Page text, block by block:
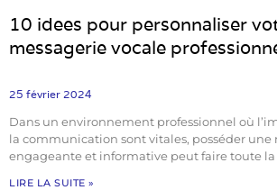
10 idees pour personnaliser
messagerie vocale
25 février 2024
Dans un environnement professionnel où
la communication sont vitales, posséder une
engageante et informative peut faire toute la
LIRE LA SUITE »